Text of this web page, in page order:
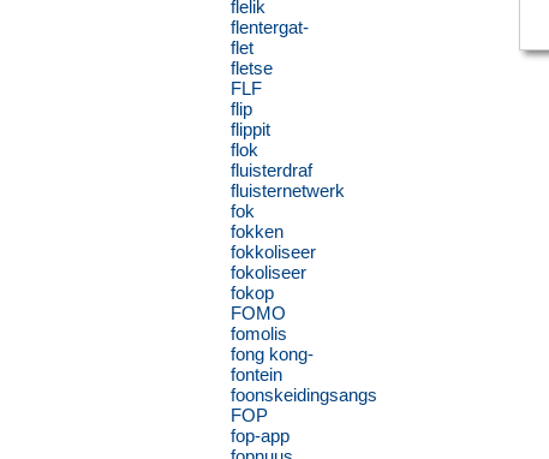
flelik
flentergat-
flet
fletse
FLF
flip
flippit
flok
fluisterdraf
fluisternetwerk
fok
fokken
fokkoliseer
fokoliseer
fokop
FOMO
fomolis
fong kong-
fontein
foonskeidingsangs
FOP
fop-app